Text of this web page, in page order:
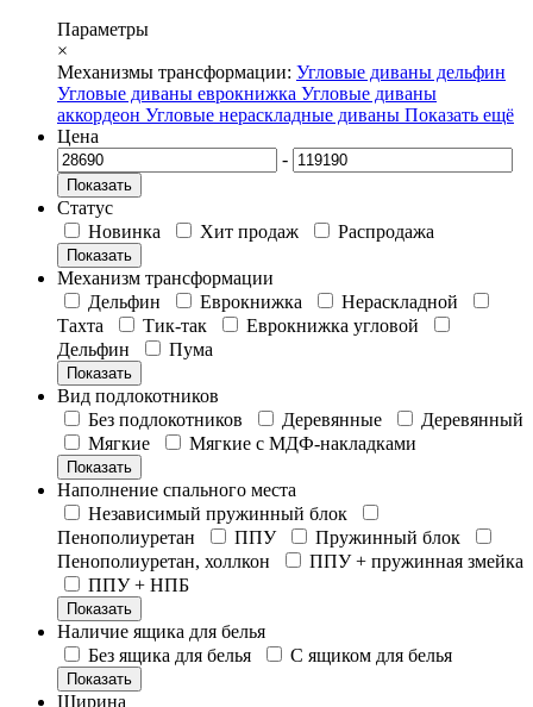
Параметры
×
Механизмы трансформации: Угловые диваны дельфин
Угловые диваны еврокнижка Угловые диваны
аккордеон Угловые нераскладные диваны Показать ещё
Цена
-
Показать
Статус
Новинка
Хит продаж Распродажа
Показать
Механизм трансформации
Дельфин
Еврокнижка
Нераскладной
Тахта
Тик-так
Еврокнижка угловой
Дельфин
Пума
Показать
Вид подлокотников
Без подлокотников
Деревянные
Деревянный
Мягкие
Мягкие с МДФ-накладками
Показать
Наполнение спального места
Независимый пружинный блок
Пенополиуретан
ППУ
Пружинный блок
Пенополиуретан, холлкон
ППУ + пружинная змейка
ППУ + НПБ
Показать
Наличие ящика для белья
Без ящика для белья
С ящиком для белья
Показать
Ширина